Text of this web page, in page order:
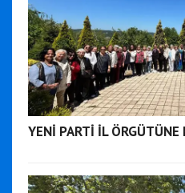
YENİ PARTİ İL ÖRGÜTÜNE